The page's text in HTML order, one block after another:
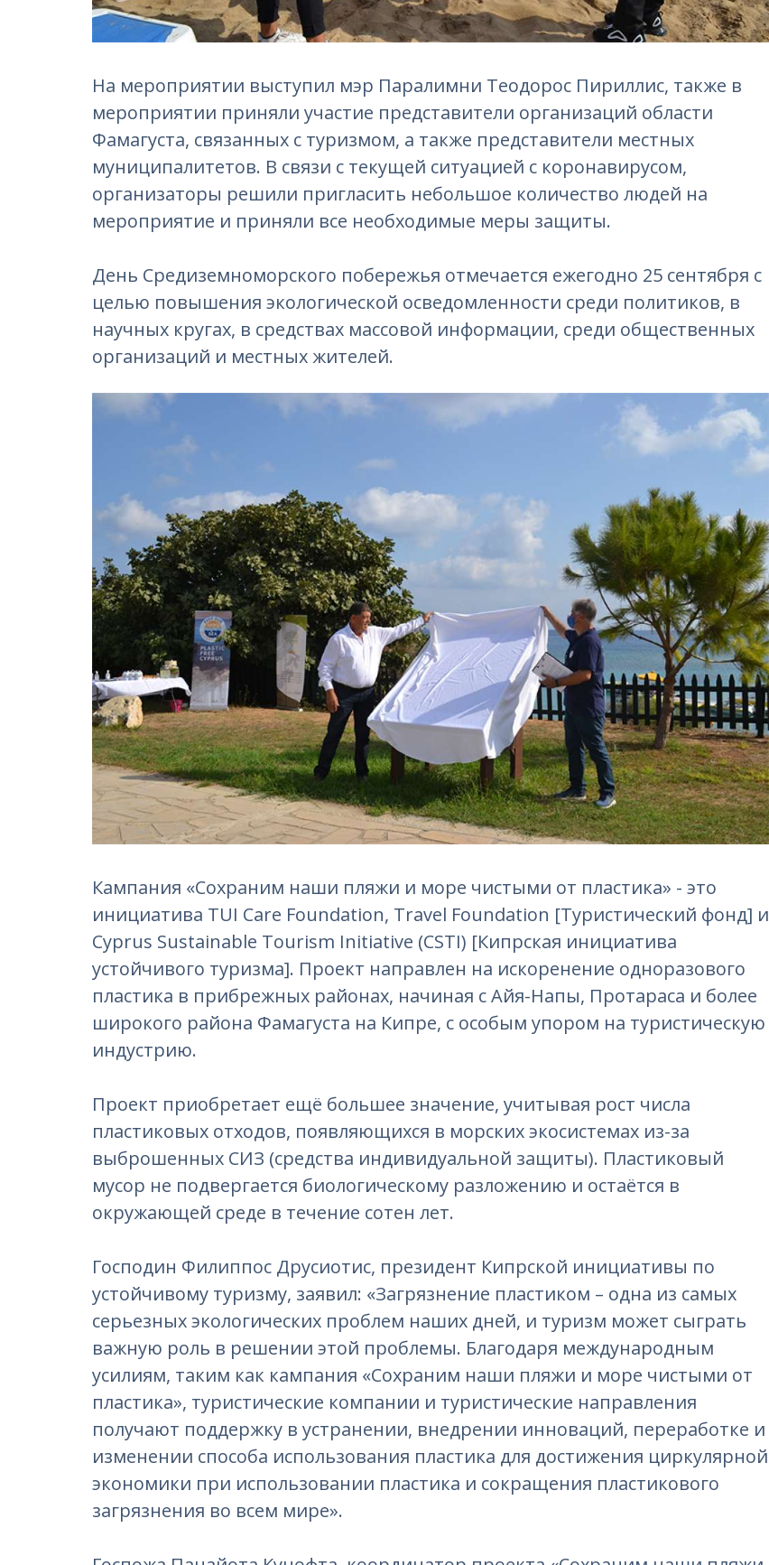
На мероприятии выступил мэр Паралимни Теодорос Пириллис, также в
мероприятии приняли участие представители организаций области
Фамагуста, связанных с туризмом, а также представители местных
муниципалитетов. В связи с текущей ситуацией с коронавирусом,
организаторы решили пригласить небольшое количество людей на
мероприятие и приняли все необходимые меры защиты.
День Средиземноморского побережья отмечается ежегодно 25 сентября с
целью повышения экологической осведомленности среди политиков, в
научных кругах, в средствах массовой информации, среди общественных
организаций и местных жителей.
Кампания «Сохраним наши пляжи и море чистыми от пластика» - это
инициатива TUI Care Foundation, Travel Foundation [Туристический фонд] и
Cyprus Sustainable Tourism Initiative (CSTI) [Кипрская инициатива
устойчивого туризма]. Проект направлен на искоренение одноразового
пластика в прибрежных районах, начиная с Айя-Напы, Протараса и более
широкого района Фамагуста на Кипре, с особым упором на туристическую
индустрию.
Проект приобретает ещё большее значение, учитывая рост числа
пластиковых отходов, появляющихся в морских экосистемах из-за
выброшенных СИЗ (средства индивидуальной защиты). Пластиковый
мусор не подвергается биологическому разложению и остаётся в
окружающей среде в течение сотен лет.
Господин Филиппос Друсиотис, президент Кипрской инициативы по
устойчивому туризму, заявил: «Загрязнение пластиком – одна из самых
серьезных экологических проблем наших дней, и туризм может сыграть
важную роль в решении этой проблемы. Благодаря международным
усилиям, таким как кампания «Сохраним наши пляжи и море чистыми от
пластика», туристические компании и туристические направления
получают поддержку в устранении, внедрении инноваций, переработке и
изменении способа использования пластика для достижения циркулярной
экономики при использовании пластика и сокращения пластикового
загрязнения во всем мире».